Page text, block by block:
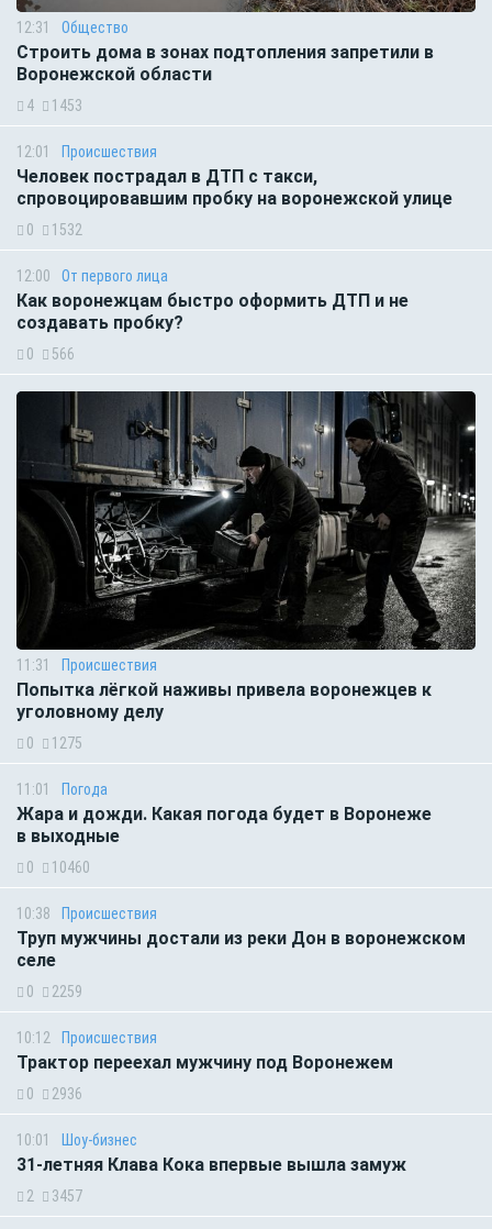
12:31 Общество
Строить дома в зонах подтопления запретили в
Воронежской области
4 1453
12:01 Происшествия
Человек пострадал в ДТП с такси,
спровоцировавшим пробку на воронежской улице
0 1532
12:00 От первого лица
Как воронежцам быстро оформить ДТП и не
создавать пробку?
0 566
11:31 Происшествия
Попытка лёгкой наживы привела воронежцев к
уголовному делу
0 1275
11:01 Погода
Жара и дожди. Какая погода будет в Воронеже
в выходные
0 10460
10:38 Происшествия
Труп мужчины достали из реки Дон в воронежском
селе
0 2259
10:12 Происшествия
Трактор переехал мужчину под Воронежем
0 2936
10:01 Шоу-бизнес
31-летняя Клава Кока впервые вышла замуж
2 3457